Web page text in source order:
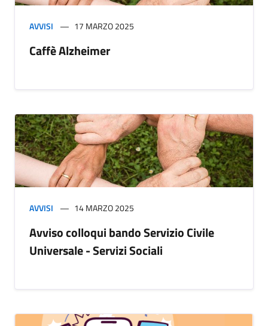
AVVISI 17 MARZO 2025
Caffè Alzheimer
AVVISI 14 MARZO 2025
Avviso colloqui bando Servizio Civile
Universale - Servizi Sociali